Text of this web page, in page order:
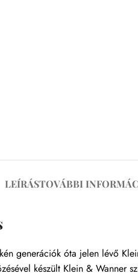
LEÍRÁSTOVÁBBI
generációk óta jelen lévő
készült Klein & Wanner